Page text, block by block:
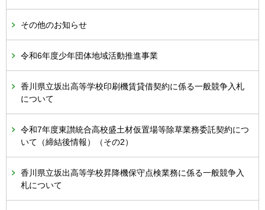
その他のお知らせ
令和6年度少年団体地域活動推進事業
香川県立坂出高等学校印刷機賃貸借契約に係る一般競争入札
について
令和7年度東讃統合高校盛土材仮置場等除草業務委託契約につ
いて（締結後情報）（その2）
香川県立坂出高等学校昇降機保守点検業務に係る一般競争入
札について